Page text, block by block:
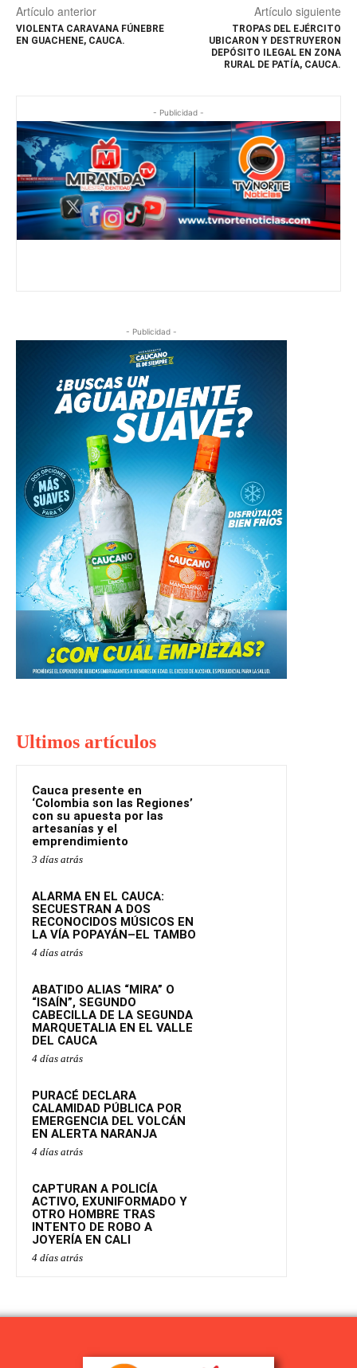
Artículo anterior
VIOLENTA CARAVANA FÚNEBRE
EN GUACHENE, CAUCA.
Artículo siguiente
TROPAS DEL EJÉRCITO
UBICARON Y DESTRUYERON
DEPÓSITO ILEGAL EN ZONA
RURAL DE PATÍA, CAUCA.
- Publicidad -
- Publicidad -
Ultimos artículos
Cauca presente en
‘Colombia son las Regiones’
con su apuesta por las
artesanías y el
emprendimiento
3 días atrás
ALARMA EN EL CAUCA:
SECUESTRAN A DOS
RECONOCIDOS MÚSICOS EN
LA VÍA POPAYÁN–EL TAMBO
4 días atrás
ABATIDO ALIAS “MIRA” O
“ISAÍN”, SEGUNDO
CABECILLA DE LA SEGUNDA
MARQUETALIA EN EL VALLE
DEL CAUCA
4 días atrás
PURACÉ DECLARA
CALAMIDAD PÚBLICA POR
EMERGENCIA DEL VOLCÁN
EN ALERTA NARANJA
4 días atrás
CAPTURAN A POLICÍA
ACTIVO, EXUNIFORMADO Y
OTRO HOMBRE TRAS
INTENTO DE ROBO A
JOYERÍA EN CALI
4 días atrás